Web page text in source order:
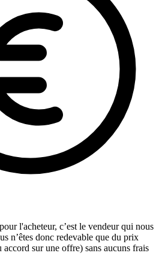
l'acheteur, c’est le vendeur qui nous
n’êtes donc redevable que du prix
sur une offre) sans aucuns frais